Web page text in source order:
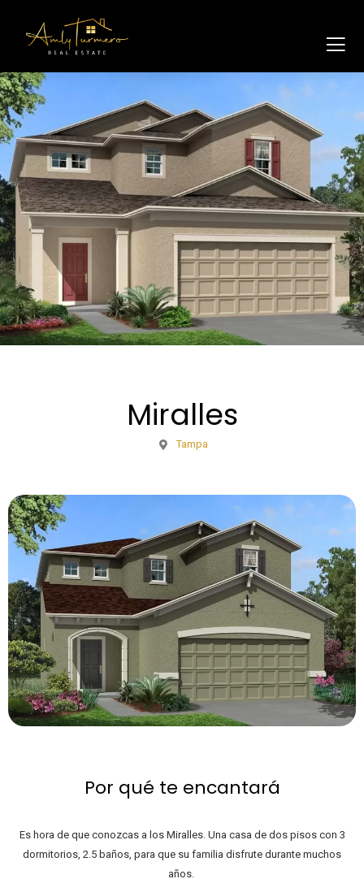
Miralles
Tampa
Por qué te encantará
Es hora de que conozcas a los Miralles. Una casa de dos pisos con 3
dormitorios, 2.5 baños, para que su familia disfrute durante muchos
años.